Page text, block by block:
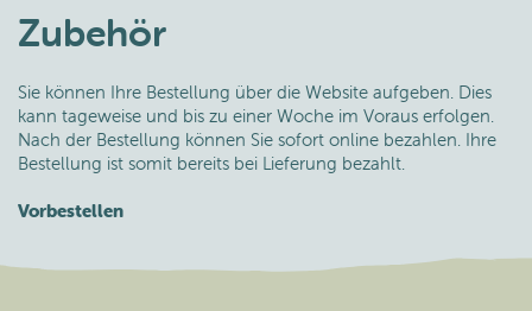
Zubehör
Sie können Ihre Bestellung über die Website aufgeben. Dies
kann tageweise und bis zu einer Woche im Voraus erfolgen.
Nach der Bestellung können Sie sofort online bezahlen. Ihre
Bestellung ist somit bereits bei Lieferung bezahlt.
Vorbestellen